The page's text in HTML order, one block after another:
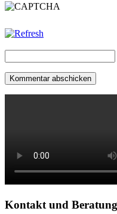
Kontakt und Beratung